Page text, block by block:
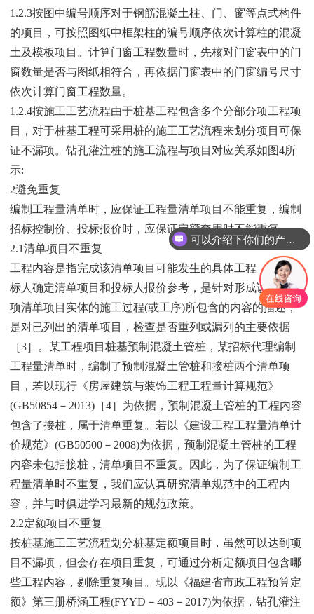
1.2.3按图中编号顺序对于钢筋混凝土柱、门、窗等点式构件
的项目，可按照图纸中框架柱的编号顺序依次计算柱的混凝
土及模板项目。计算门窗工程数量时，先核对门窗表中的门
窗数量是否与图纸相符合，再依据门窗表中的门窗编号尺寸
依次计算门窗工程数量。
1.2.4按施工工艺流程由于桩基工程包含多个分部分项工程项
目，对于桩基工程可采用桩的施工工艺流程来划分项目可保
证不漏项。钻孔灌注桩的施工流程与项目对应关系如图4所
示:
2避免重复
编制工程量清单时，应保证工程量清单项目不能重复，编制
招标控制价、投标报价时，应保证定额套用时不能重复。
2.1清单项目不重复
工程内容是指完成该清单项目可能发生的具体工程，可供招
标人确定清单项目和投标人报价参考，是针对形成该分部分
项清单项目实体的施工过程(或工序)所包含的内容的描述，
是对已列出的清单项目，检查是否重列或漏列的主要依据
［3］。某工程项目桩基预制混凝土管桩，某招标代理编制
工程量清单时，编制了预制混凝土管桩和接桩两个清单项
目，若以现行《房屋建筑与装饰工程工程量计算规范》
(GB50854－2013)［4］为依据，预制混凝土管桩的工程内容
包含了接桩，属于清单重复。若以《建设工程工程量清单计
价规范》(GB50500－2008)为依据，预制混凝土管桩的工程
内容未包括接桩，清单项目不重复。因此，为了保证编制工
程量清单时不重复，我们应认真研究清单规范中的工程内
容，并与时俱进学习最新的规范政策。
2.2定额项目不重复
按桩基施工工艺流程划分桩基定额项目时，虽然可以达到项
目不漏项，但会存在项目重复，可通过分析定额项目包含哪
些工程内容，剔除重复项目。现以《福建省市政工程预算定
额》第三册桥涵工程(FYYD－403－2017)为依据，钻孔灌注
可以介绍下你们的产品么？